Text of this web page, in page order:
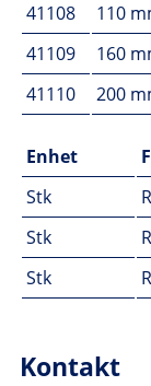
41108
110
41109
160
41110
200
Enhet
Stk
Stk
Stk
Kontakt